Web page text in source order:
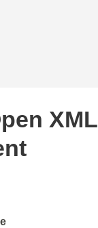
XML